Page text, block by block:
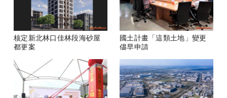
核定新北林口佳林段海砂屋
都更案
國土計畫「這類土地」變更
儘早申請